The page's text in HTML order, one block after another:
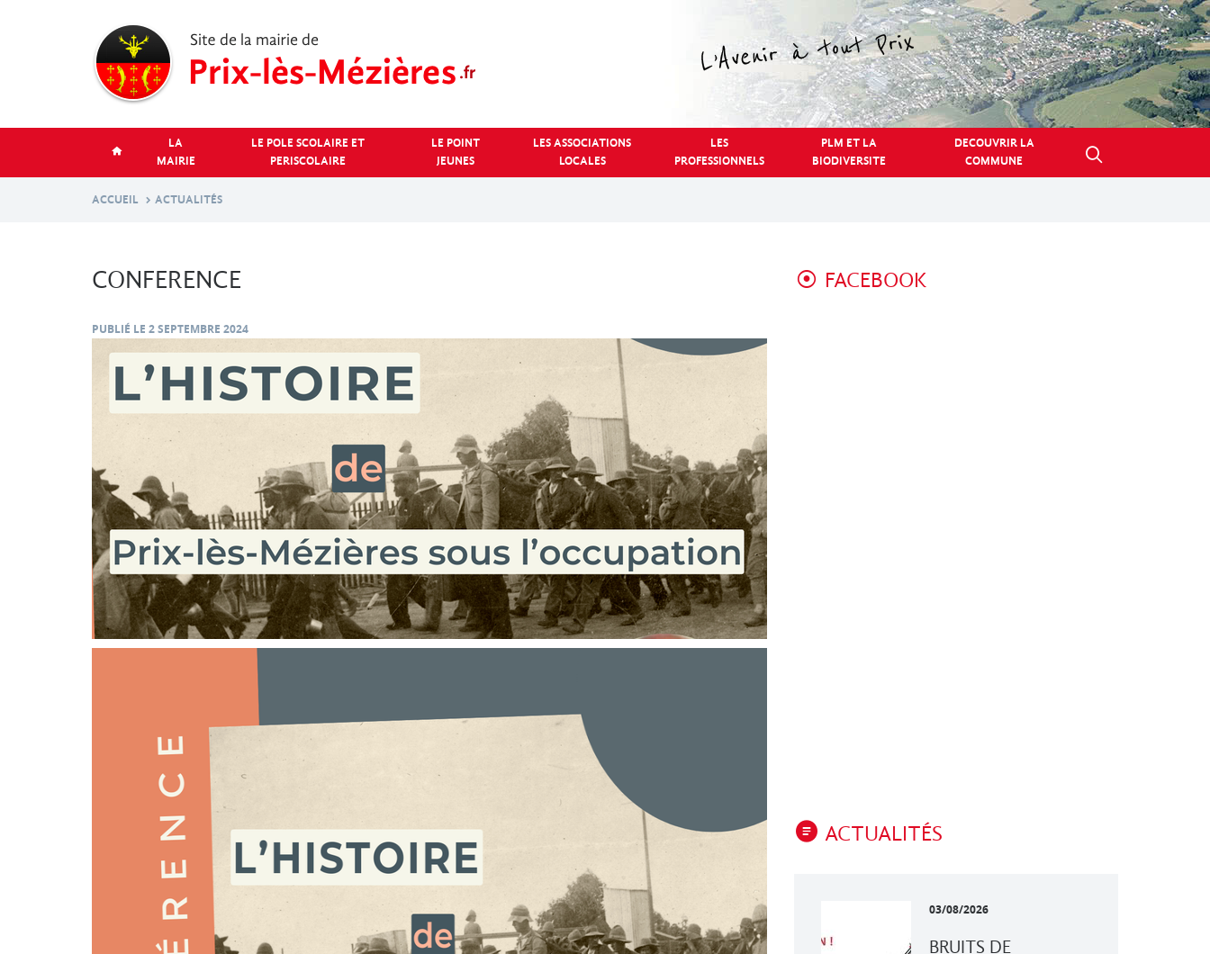
LA
MAIRIE
LE POLE SCOLAIRE ET
PERISCOLAIRE
LE POINT
JEUNES
LES ASSOCIATIONS
LOCALES
LES
PROFESSIONNELS
PLM ET LA
BIODIVERSITE
DECOUVRIR LA
COMMUNE
ACCUEIL ACTUALITÉS
CONFERENCE
PUBLIÉ LE 2 SEPTEMBRE 2024
FACEBOOK
ACTUALITÉS
03/08/2026
BRUITS DE